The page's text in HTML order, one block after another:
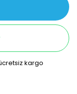
kargo